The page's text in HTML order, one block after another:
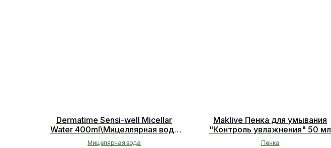
Dermatime Sensi-well Micellar
Water 400ml\Мицеллярная вода
400 мл
Мицелярная вода
Maklive Пенка для умывания
"Контроль увлажнения" 50 мл
Пенка